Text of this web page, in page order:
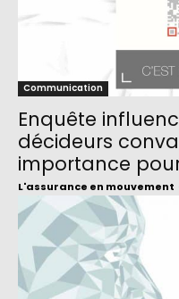
Communication
Enquête
décideurs
importance
L'assurance en mouvement